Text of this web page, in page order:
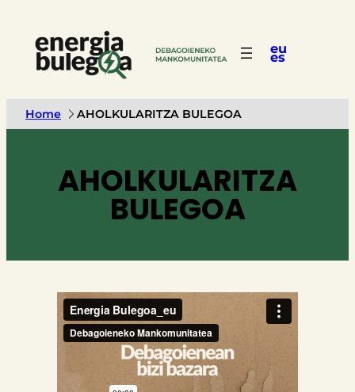
eu
es
Home AHOLKULARITZA BULEGOA
AHOLKULARITZA
BULEGOA